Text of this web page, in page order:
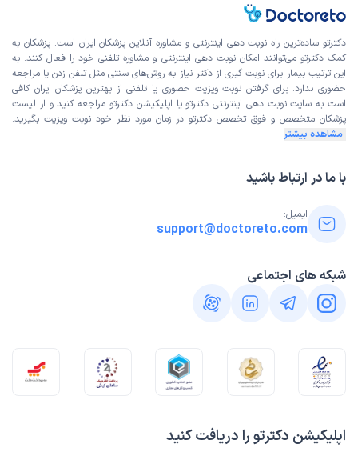
اپلیکیشن دکترتو را دریافت کنید
دکترتو ساده‌ترین راه نوبت‌ دهی اینترنتی و مشاوره آنلاین پزشکان ایران است. پزشکان به
کمک دکترتو می‌توانند امکان نوبت دهی اینترنتی و مشاوره تلفنی خود را فعال کنند. به
این ترتیب بیمار برای نوبت گیری از دکتر نیاز به روش‌های سنتی مثل تلفن زدن یا مراجعه
حضوری ندارد. برای گرفتن نوبت ویزیت حضوری یا تلفنی از بهترین پزشکان ایران کافی
است به سایت نوبت دهی اینترنتی دکترتو یا اپلیکیشن دکترتو مراجعه کنید و از لیست
پزشکان متخصص و فوق تخصص دکترتو در زمان مورد نظر خود نوبت ویزیت بگیرید.
مشاهده بیشتر
با ما در ارتباط باشید
ایمیل:
support@doctoreto.com
شبکه های اجتماعی